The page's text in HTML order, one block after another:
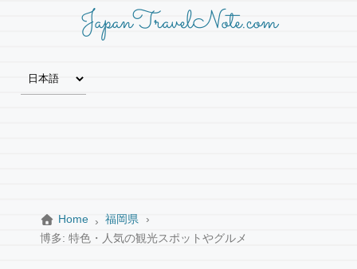
JapanTravelNote.com
Home
福岡県
博多: 特色・人気の観光スポットやグルメ